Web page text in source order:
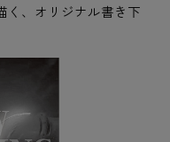
く、オリジナル書き下